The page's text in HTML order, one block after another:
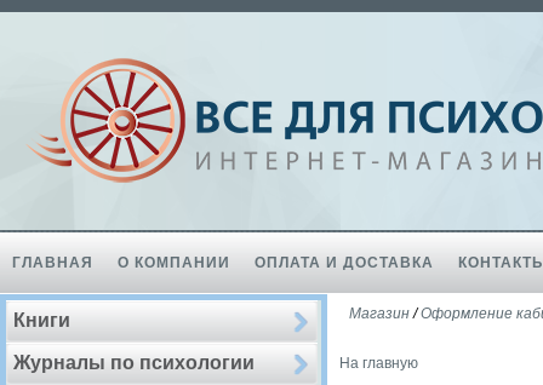
ГЛАВНАЯ О КОМПАНИИ ОПЛАТА И ДОСТАВКА
Книги
Журналы по психологии
Магазин/Оформление
На главную